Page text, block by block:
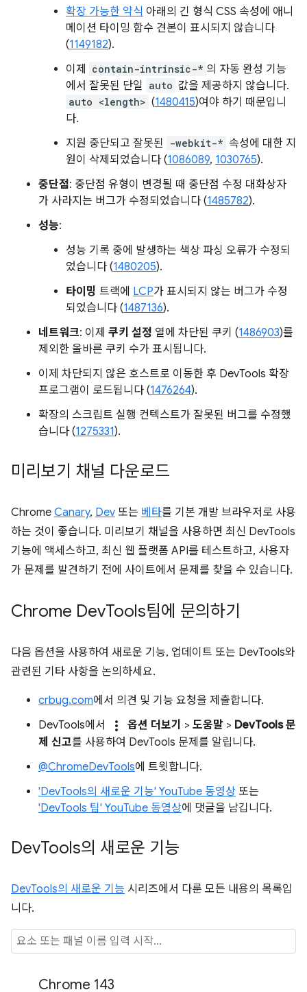
확장 가능한 약식 아래의 긴 형식 CSS 속성에 애니
메이션 타이밍 함수 견본이 표시되지 않습니다
(1149182).
이제
contain-intrinsic-* 의 자동 완성 기능
에서 잘못된 단일 auto 값을 제공하지 않습니다.
auto <length> (1480415)여야 하기 때문입니
다.
지원 중단되고 잘못된 -webkit-* 속성에 대한 지
원이 삭제되었습니다 (1086089, 1030765).
중단점: 중단점 유형이 변경될 때 중단점 수정 대화상자
가 사라지는 버그가 수정되었습니다 (1485782).
성능:
성능 기록 중에 발생하는 색상 파싱 오류가 수정되
었습니다 (1480205).
타이밍 트랙에 LCP가 표시되지 않는 버그가 수정
되었습니다 (1487136).
네트워크: 이제 쿠키 설정 열에 차단된 쿠키 (1486903)를
제외한 올바른 쿠키 수가 표시됩니다.
이제 차단되지 않은 호스트로 이동한 후 DevTools 확장
프로그램이 로드됩니다 (1476264).
확장의 스크립트 실행 컨텍스트가 잘못된 버그를 수정했
습니다 (1275331).
미리보기 채널 다운로드
Chrome Canary, Dev 또는 베타를 기본 개발 브라우저로 사용
하는 것이 좋습니다. 미리보기 채널을 사용하면 최신 DevTools
기능에 액세스하고, 최신 웹 플랫폼 API를 테스트하고, 사용자
가 문제를 발견하기 전에 사이트에서 문제를 찾을 수 있습니다.
Chrome DevTools팀에 문의하기
다음 옵션을 사용하여 새로운 기능, 업데이트 또는 DevTools와
관련된 기타 사항을 논의하세요.
crbug.com에서 의견 및 기능 요청을 제출합니다.
DevTools에서
more_vert 옵션 더보기 > 도움말 > DevTools 문
제 신고를 사용하여 DevTools 문제를 알립니다.
@ChromeDevTools에 트윗합니다.
'DevTools의 새로운 기능' YouTube 동영상 또는
'DevTools 팁' YouTube 동영상에 댓글을 남깁니다.
DevTools의 새로운 기능
DevTools의 새로운 기능 시리즈에서 다룬 모든 내용의 목록입
니다.
Chrome 143